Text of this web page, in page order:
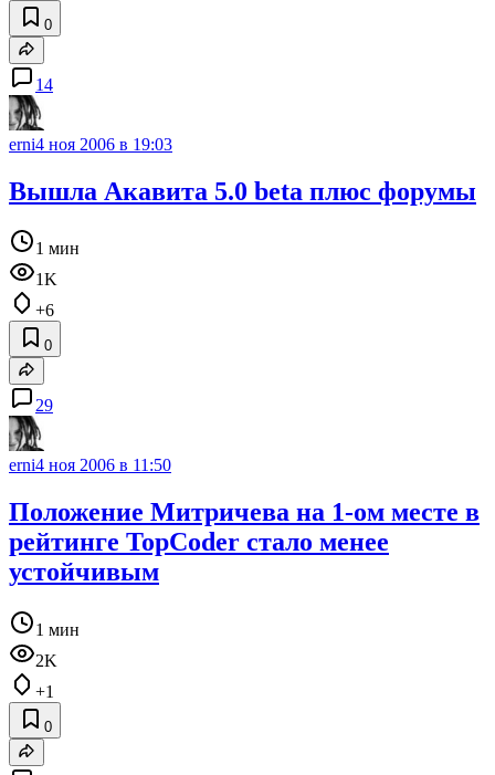
0
14
erni4 ноя 2006 в 19:03
Вышла Акавита 5.0 beta плюс форумы
1 мин
1K
+6
0
29
erni4 ноя 2006 в 11:50
Положение Митричева на 1-ом месте в
рейтинге TopCoder стало менее
устойчивым
1 мин
2K
+1
0